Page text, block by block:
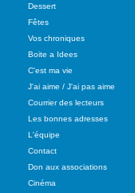
Dessert
Fêtes
Vos chroniques
Boite a Idees
C'est ma vie
J'ai aime / J'ai pas aime
Courrier des lecteurs
Les bonnes adresses
L'équipe
Contact
Don aux associations
Cinéma